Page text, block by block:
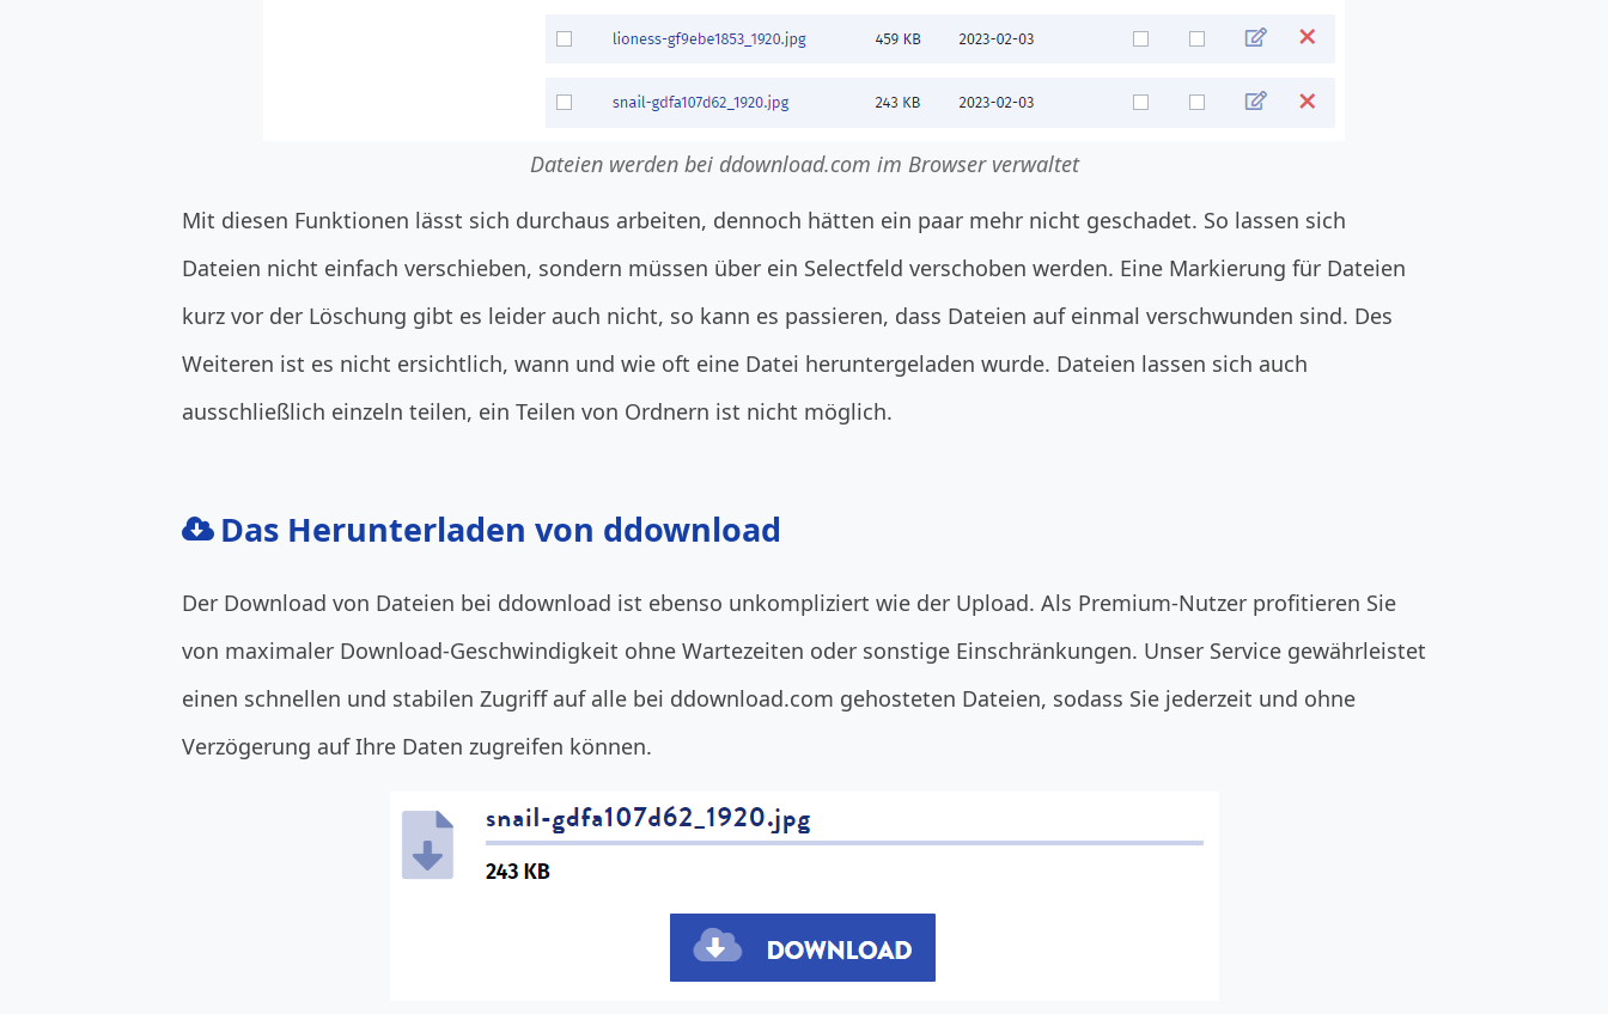
Dateien werden bei ddownload.com im Browser verwaltet
Mit diesen Funktionen lässt sich durchaus arbeiten, dennoch hätten ein paar mehr nicht geschadet. So lassen sich
Dateien nicht einfach verschieben, sondern müssen über ein Selectfeld verschoben werden. Eine Markierung für Dateien
kurz vor der Löschung gibt es leider auch nicht, so kann es passieren, dass Dateien auf einmal verschwunden sind. Des
Weiteren ist es nicht ersichtlich, wann und wie oft eine Datei heruntergeladen wurde. Dateien lassen sich auch
ausschließlich einzeln teilen, ein Teilen von Ordnern ist nicht möglich.
Das Herunterladen von ddownload
Der Download von Dateien bei ddownload ist ebenso unkompliziert wie der Upload. Als Premium-Nutzer profitieren Sie
von maximaler Download-Geschwindigkeit ohne Wartezeiten oder sonstige Einschränkungen. Unser Service gewährleistet
einen schnellen und stabilen Zugriff auf alle bei ddownload.com gehosteten Dateien, sodass Sie jederzeit und ohne
Verzögerung auf Ihre Daten zugreifen können.